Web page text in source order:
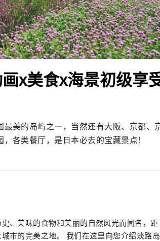
x美食x海景初级享
美的岛屿之一，当然还有大阪、京都、
各类餐厅，是日本必去的宝藏景点！
、美味的食物和美丽的自然风光而闻名，距
市的完美之地。 我们在这里向您介绍淡路岛